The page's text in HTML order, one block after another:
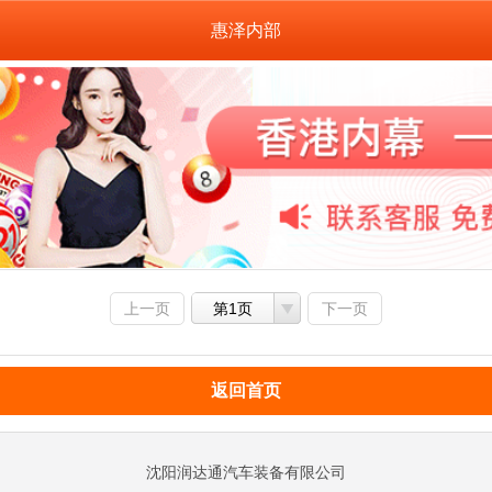
惠泽内部
上一页 第1页 下一页
返回首页
沈阳润达通汽车装备有限公司